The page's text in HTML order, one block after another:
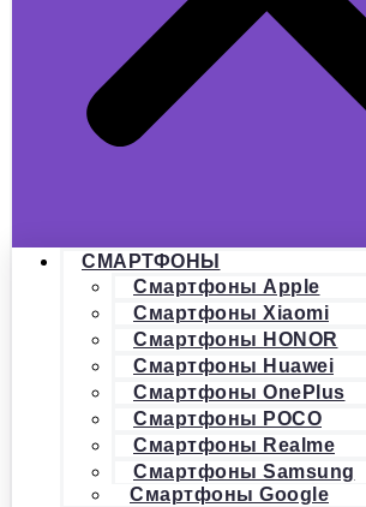
СМАРТФОНЫ
Смартфоны Apple
Смартфоны Xiaomi
Смартфоны HONOR
Смартфоны Huawei
Смартфоны OnePlus
Смартфоны POCO
Смартфоны Realme
Смартфоны Samsung
Смартфоны Google